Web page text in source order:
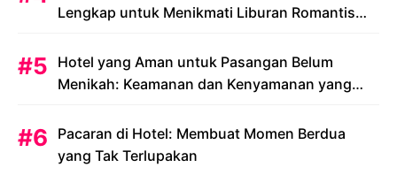
Lengkap untuk Menikmati Liburan Romantis
Hotel yang Aman untuk Pasangan Belum
Menikah: Keamanan dan Kenyamanan yang
Pacaran di Hotel: Membuat Momen Berdua
yang Tak Terlupakan